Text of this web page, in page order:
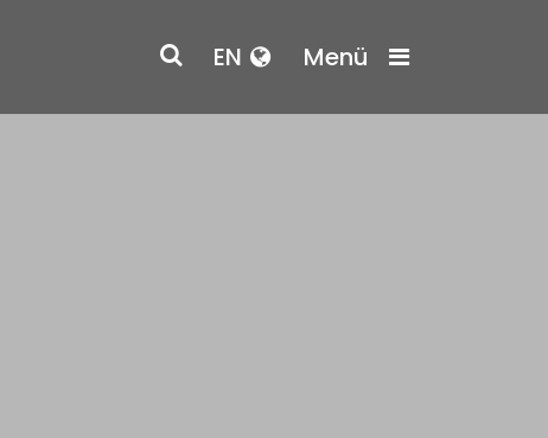
EN Menü